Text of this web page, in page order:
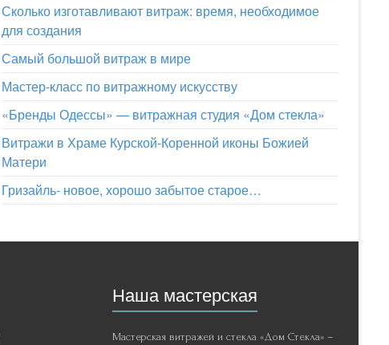
Сколько изготавливают витраж: время, необходимое
для создания
Самый большой витраж в мире
Мастер-класс по витражному искусству
«Бренды Одессы» — витражная студия «Дом стекла»
Витражи в Храме Курской-Коренной иконы Божией
Матери
Гризайль- новое, хорошо забытое старое…
Наша мастерская
Мастерская витражей и стекла «Дом Стекла» –